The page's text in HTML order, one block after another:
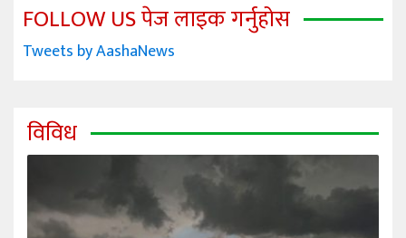
FOLLOW US पेज लाइक गर्नुहोस
Tweets by AashaNews
विविध